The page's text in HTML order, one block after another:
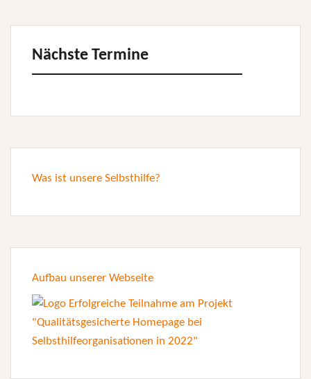
Nächste Termine
Was ist unsere Selbsthilfe?
Aufbau unserer Webseite